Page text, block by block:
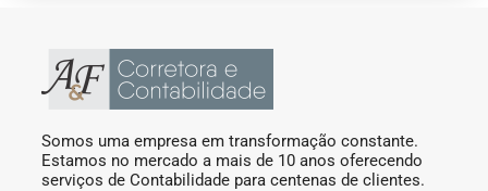
Somos uma empresa em transformação constante.
Estamos no mercado a mais de 10 anos oferecendo
serviços de Contabilidade para centenas de clientes.